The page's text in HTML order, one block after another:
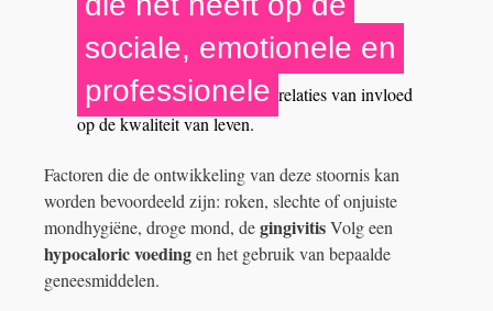
sociale, emotionele en
professionele relaties van invloed
op de kwaliteit van leven.
Factoren die de ontwikkeling van deze stoornis kan
worden bevoordeeld zijn: roken, slechte of onjuiste
mondhygiëne, droge mond, degingivitisVolg een
hypocaloric voedingen het gebruik van bepaalde
geneesmiddelen.